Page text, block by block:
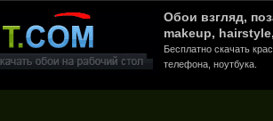
для рабочего
Обои взгляд,
makeup,
Бесплатно скачать
телефона, ноутбука.